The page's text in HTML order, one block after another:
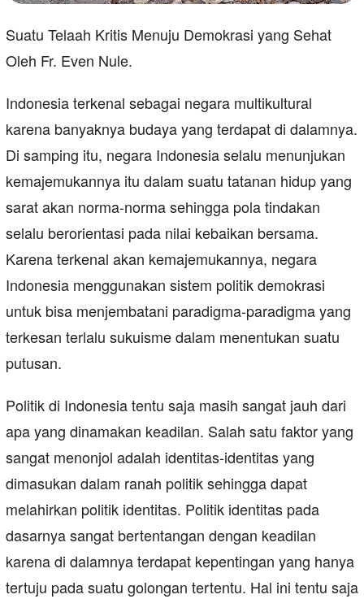
Suatu Telaah Kritis Menuju Demokrasi yang Sehat
Oleh Fr. Even Nule.
Indonesia terkenal sebagai negara multikultural
karena banyaknya budaya yang terdapat di dalamnya.
Di samping itu, negara Indonesia selalu menunjukan
kemajemukannya itu dalam suatu tatanan hidup yang
sarat akan norma-norma sehingga pola tindakan
selalu berorientasi pada nilai kebaikan bersama.
Karena terkenal akan kemajemukannya, negara
Indonesia menggunakan sistem politik demokrasi
untuk bisa menjembatani paradigma-paradigma yang
terkesan terlalu sukuisme dalam menentukan suatu
putusan.
Politik di Indonesia tentu saja masih sangat jauh dari
apa yang dinamakan keadilan. Salah satu faktor yang
sangat menonjol adalah identitas-identitas yang
dimasukan dalam ranah politik sehingga dapat
melahirkan politik identitas. Politik identitas pada
dasarnya sangat bertentangan dengan keadilan
karena di dalamnya terdapat kepentingan yang hanya
tertuju pada suatu golongan tertentu. Hal ini tentu saja